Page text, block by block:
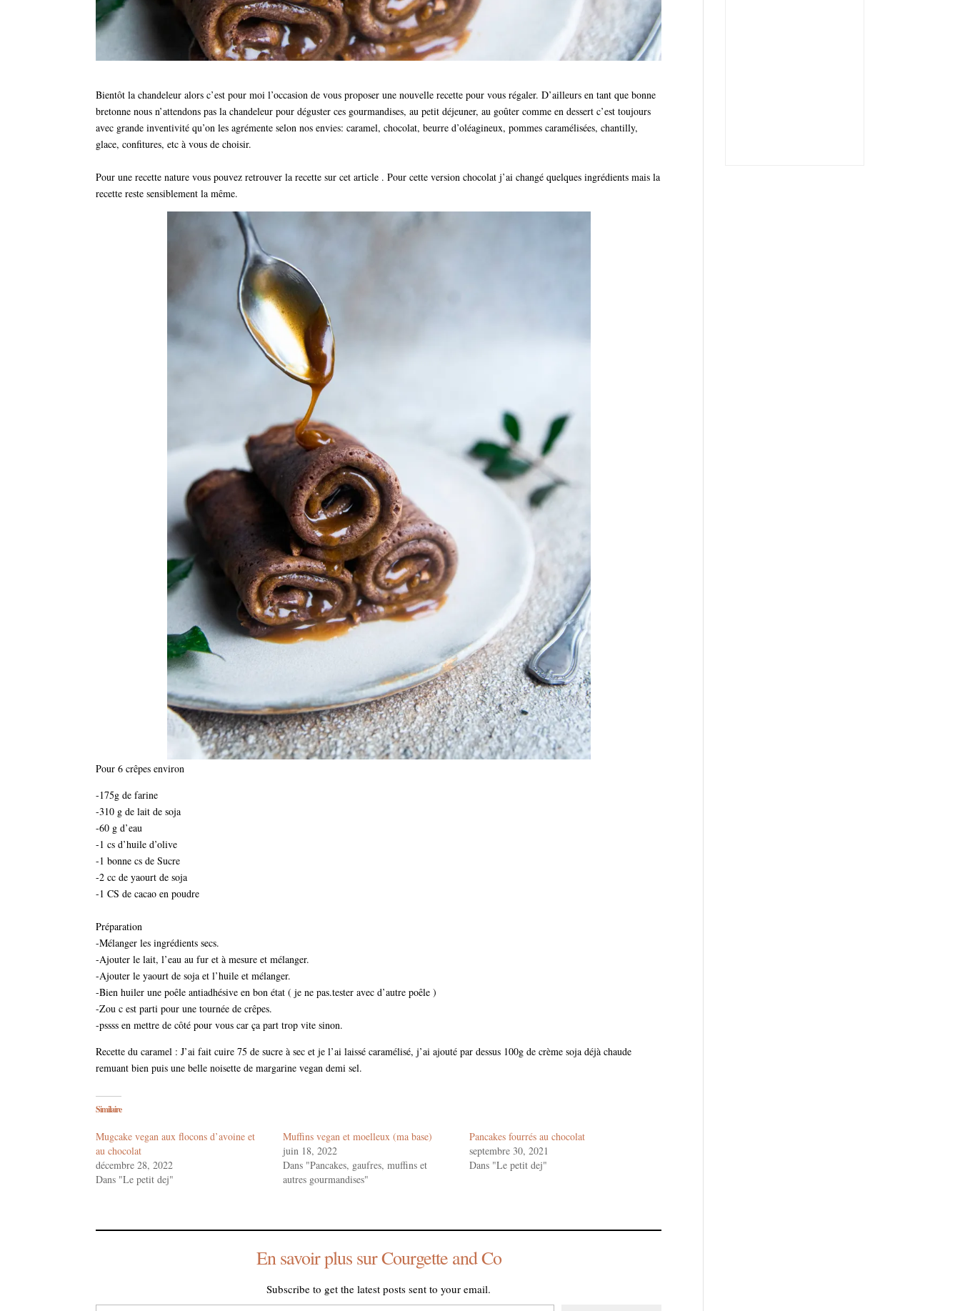
Bientôt la chandeleur alors c’est pour moi l’occasion de vous proposer une nouvelle recette pour vous régaler. D’ailleurs en tant que bonne
bretonne nous n’attendons pas la chandeleur pour déguster ces gourmandises, au petit déjeuner, au goûter comme en dessert c’est toujours
avec grande inventivité qu’on les agrémente selon nos envies: caramel, chocolat, beurre d’oléagineux, pommes caramélisées, chantilly,
glace, confitures, etc à vous de choisir.
Pour une recette nature vous pouvez retrouver la recette sur cet article . Pour cette version chocolat j’ai changé quelques ingrédients mais la
recette reste sensiblement la même.
Pour 6 crêpes environ
-175g de farine
-310 g de lait de soja
-60 g d’eau
-1 cs d’huile d’olive
-1 bonne cs de Sucre
-2 cc de yaourt de soja
-1 CS de cacao en poudre
Préparation
-Mélanger les ingrédients secs.
-Ajouter le lait, l’eau au fur et à mesure et mélanger.
-Ajouter le yaourt de soja et l’huile et mélanger.
-Bien huiler une poêle antiadhésive en bon état ( je ne pas.tester avec d’autre poêle )
-Zou c est parti pour une tournée de crêpes.
-pssss en mettre de côté pour vous car ça part trop vite sinon.
Recette du caramel : J’ai fait cuire 75 de sucre à sec et je l’ai laissé caramélisé, j’ai ajouté par dessus 100g de crème soja déjà chaude
remuant bien puis une belle noisette de margarine vegan demi sel.
Similaire
Mugcake vegan aux flocons d’avoine et
au chocolat
décembre 28, 2022
Dans "Le petit dej"
Muffins vegan et moelleux (ma base)
juin 18, 2022
Dans "Pancakes, gaufres, muffins et
autres gourmandises"
Pancakes fourrés au chocolat
septembre 30, 2021
Dans "Le petit dej"
En savoir plus sur Courgette and Co
Subscribe to get the latest posts sent to your email.
Saisissez votre adresse e-mail…